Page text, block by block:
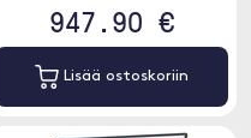
947.90 €
Lisää ostoskoriin